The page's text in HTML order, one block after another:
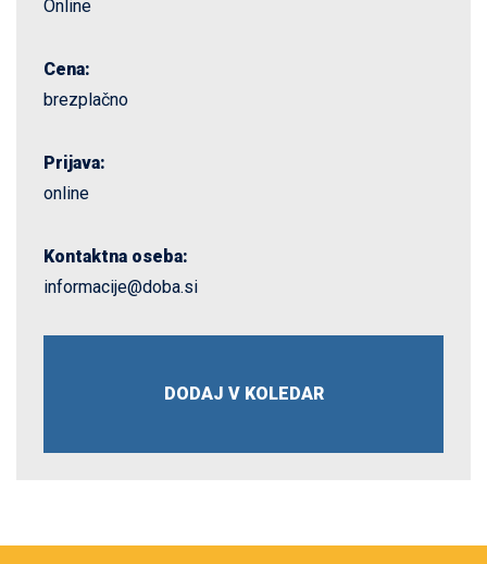
Online
Cena:
brezplačno
Prijava:
online
Kontaktna oseba:
informacije@doba.si
DODAJ V KOLEDAR